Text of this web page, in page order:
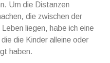
Um die Distanzen
die zwischen der
liegen, habe ich eine
die Kinder alleine oder
haben.